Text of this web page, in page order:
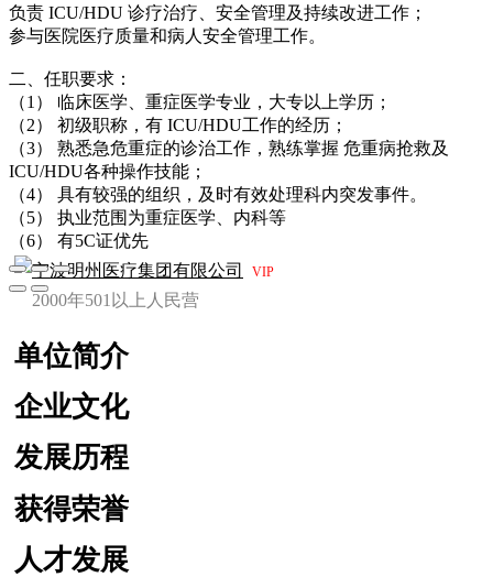
负责 ICU/HDU 诊疗治疗、安全管理及持续改进工作；
参与医院医疗质量和病人安全管理工作。
二、任职要求：
（1） 临床医学、重症医学专业，大专以上学历；
（2） 初级职称，有 ICU/HDU工作的经历；
（3） 熟悉急危重症的诊治工作，熟练掌握 危重病抢救及
ICU/HDU各种操作技能；
（4） 具有较强的组织，及时有效处理科内突发事件。
（5） 执业范围为重症医学、内科等
（6） 有5C证优先
宁波明州医疗集团有限公司
VIP
2000年501以上人 民营
单位简介
企业文化
发展历程
获得荣誉
人才发展